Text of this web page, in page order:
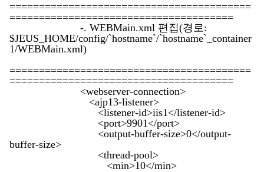
=========================================
======================================
-. WEBMain.xml 편집(경로:
$JEUS_HOME/config/`hostname`/`hostname`_container
1/WEBMain.xml)
=========================================
======================================
<webserver-connection>
<ajp13-listener>
<listener-id>iis1</listener-id>
<port>9901</port>
<output-buffer-size>0</output-
buffer-size>
<thread-pool>
<min>10</min>